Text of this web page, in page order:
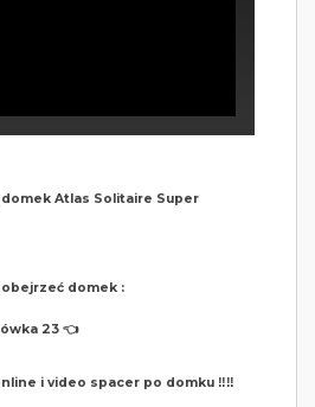
domek Atlas Solitaire Super
domek :
23 👈
i video spacer po domku ‼️‼️